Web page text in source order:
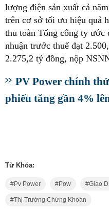
lượng điện sản xuất cả
trên cơ sở tối ưu hiệu quả
thu toàn Tổng công ty
nhuận trước thuế đạt
2.275,2 tỷ đồng, nộp
PV Power chính
phiếu tăng gần 4%
Từ Khóa:
Pv Power Pow Giao
Thị Trường Chứng Khoán